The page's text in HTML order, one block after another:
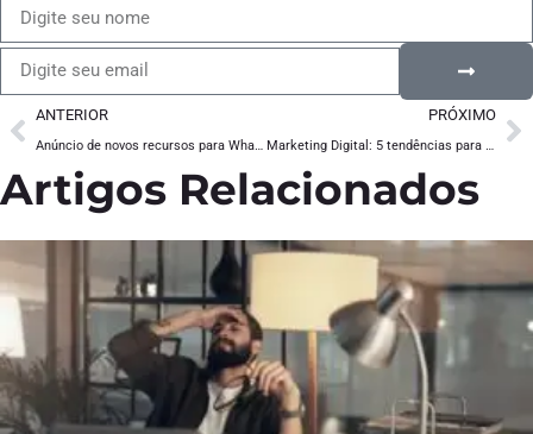
ANTERIOR
Anúncio de novos recursos para WhatsApp Business e cobrança de alguns serviços para empresas
PRÓXIMO
Marketing Digital: 5 tendências para ficar de olho em 2021
Artigos Relacionados